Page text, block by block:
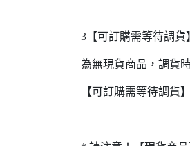
3【可訂購需等待調貨
為無現貨商品，調貨
【可訂購需等待調貨